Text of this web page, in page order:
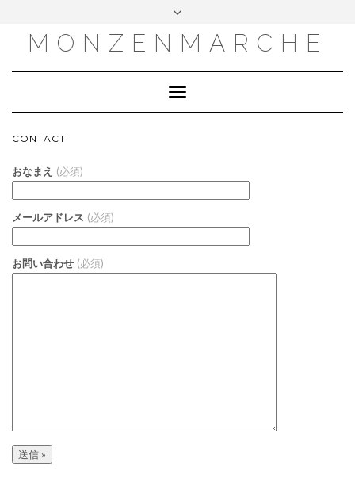
MONZENMARCHE
Toggle
Navigation
CONTACT
おなまえ (必須)
メールアドレス (必須)
お問い合わせ (必須)